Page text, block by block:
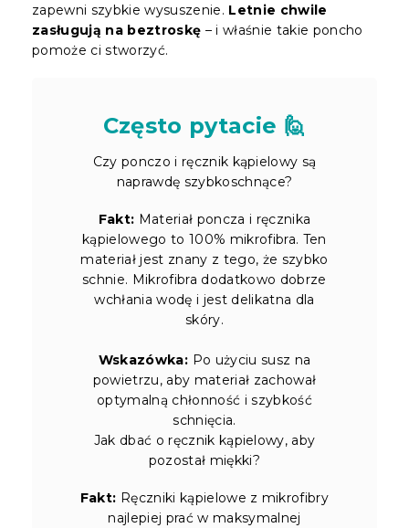
zapewni szybkie wysuszenie. Letnie chwile
zasługują na beztroskę – i właśnie takie poncho
pomoże ci stworzyć.
Często pytacie 🙋
Czy ponczo i ręcznik kąpielowy są
naprawdę szybkoschnące?
Fakt: Materiał poncza i ręcznika
kąpielowego to 100% mikrofibra. Ten
materiał jest znany z tego, że szybko
schnie. Mikrofibra dodatkowo dobrze
wchłania wodę i jest delikatna dla
skóry.
Wskazówka: Po użyciu susz na
powietrzu, aby materiał zachował
optymalną chłonność i szybkość
schnięcia.
Jak dbać o ręcznik kąpielowy, aby
pozostał miękki?
Fakt: Ręczniki kąpielowe z mikrofibry
najlepiej prać w maksymalnej